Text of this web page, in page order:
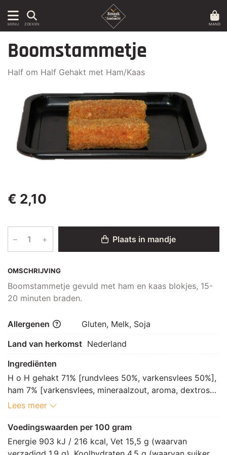
MENU ZOEKEN MAND
OMSCHRIJVING
Boomstammetje gevuld met ham en kaas blokjes, 15-
20 minuten braden.
Boomstammetje
Half om Half Gehakt met Ham/Kaas
€ 2,10
– + Plaats in mandje
Allergenen
Gluten, Melk, Soja
Land van herkomst Nederland
Ingrediënten
H o H gehakt 71% [rundvlees 50%, varkensvlees 50%],
ham 7% [varkensvlees, mineraalzout, aroma, dextrose,
maltodextrine, gistextract, zout, azijn, water, rook,
antioxidant: E301, conserveermiddel: E250], water 7%,
kaas 7% [gepasteuriseerde MELK (LACTOSE), zout,
zuursel, dierlijk stremsel, kleurstof: E160a,
Lees meer
Voedingswaarden per 100 gram
Energie 903 kJ / 216 kcal, Vet 15,5 g (waarvan